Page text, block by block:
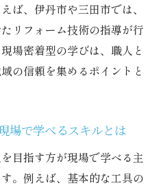
ば、伊丹市や三田市では、
リフォーム技術の指導が行
場密着型の学びは、職人と
の信頼を集めるポイントと
場で学べるスキルとは
目指す方が現場で学べる主
。例えば、基本的な工具の